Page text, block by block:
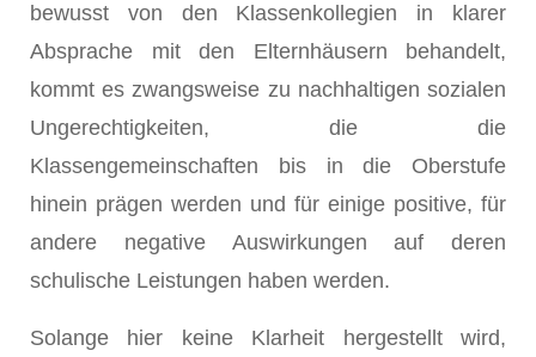
bewusst von den Klassenkollegien in klarer
Absprache mit den Elternhäusern behandelt,
kommt es zwangsweise zu nachhaltigen sozialen
Ungerechtigkeiten, die die
Klassengemeinschaften bis in die Oberstufe
hinein prägen werden und für einige positive, für
andere negative Auswirkungen auf deren
schulische Leistungen haben werden.
Solange hier keine Klarheit hergestellt wird,